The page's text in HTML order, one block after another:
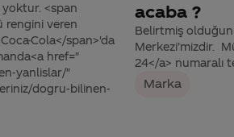
<span
rengini veren
Cola</span>'da
href="
yanlislar/"
dogru-bilinen-
acaba ?
Belirtmiş
Merkezi’mizdir.
24</a> numaralı
Marka